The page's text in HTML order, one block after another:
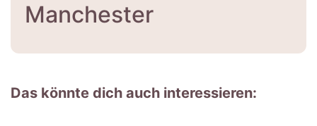
Manchester
Das könnte dich auch interessieren: